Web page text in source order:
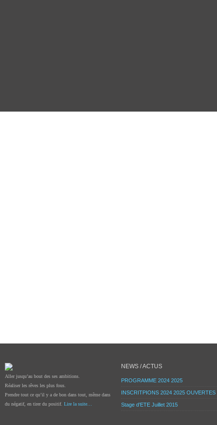
Aller jusqu’au bout des ses ambitions.
Réaliser les rêves les plus fous.
Prendre tout ce qu’il y a de bon dans tout, même dans
du négatif, en tirer du positif. Lire la suite…
NEWS / ACTUS
PROGRAMME 2024 2025
INSCRITPIONS 2024 2025 OUVERTES
Stage d’ETE Juillet 2015